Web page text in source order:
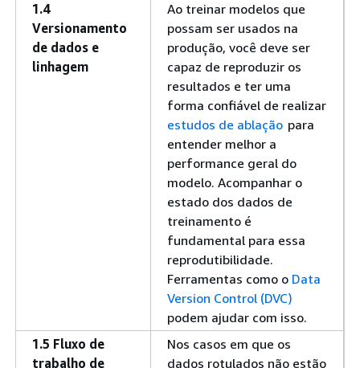
1.4
Versionamento
de dados e
linhagem
Ao treinar modelos que
possam ser usados na
produção, você deve ser
capaz de reproduzir os
resultados e ter uma
forma confiável de realizar
estudos de ablação para
entender melhor a
performance geral do
modelo. Acompanhar o
estado dos dados de
treinamento é
fundamental para essa
reprodutibilidade.
Ferramentas como o Data
Version Control (DVC)
podem ajudar com isso.
1.5 Fluxo de
trabalho de
Nos casos em que os
dados rotulados não estão